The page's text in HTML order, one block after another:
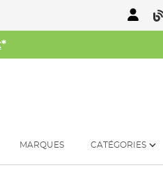
*
MARQUES CATÉGORIES